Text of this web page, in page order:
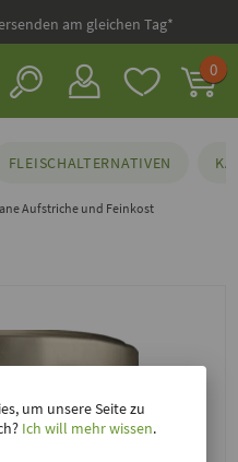
am gleichen Tag*
0
FLEISCHALTERNATIVEN
Aufstriche und Feinkost
um unsere Seite zu
Ich will mehr wissen.